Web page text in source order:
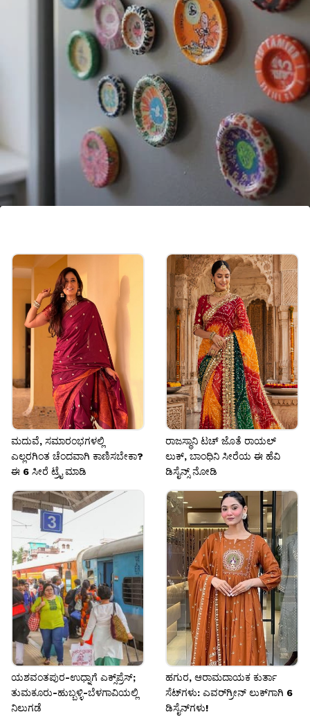
ನಿಮ್ಮ ಬಳಿ ಬಹಳಷ್ಟು ಪ್ಲಾಸ್ಟಿಕ್ ಮುಚ್ಚಳಗಳಿದ್ದರೆ, ಅವುಗಳಿಗೆ
ನಿಮ್ಮಿಷ್ಟದ ಬಣ್ಣ ಬಳಿದು ಮನೆಯ ಗೋಡೆಯ
ಯಾವುದಾದರೂ ಮೂಲೆಯನ್ನು ಅಲಂಕರಿಸಬಹುದು.
Image credits: PINTEREST
ಮದುವೆ, ಸಮಾರಂಭಗಳಲ್ಲಿ
ಎಲ್ಲರಗಿಂತ ಚೆಂದವಾಗಿ ಕಾಣಿಸಬೇಕಾ?
ಈ 6 ಸೀರೆ ಟ್ರೈ ಮಾಡಿ
ರಾಜಸ್ಥಾನಿ ಟಚ್ ಜೊತೆ ರಾಯಲ್
ಲುಕ್, ಬಾಂಧಿನಿ ಸೀರೆಯ ಈ ಹೆವಿ
ಡಿಸೈನ್ಸ್ ನೋಡಿ
ಯಶವಂತಪುರ-ಉಧ್ನಾಗೆ ಎಕ್ಸ್‌ಪ್ರೆಸ್;
ತುಮಕೂರು-ಹುಬ್ಬಳ್ಳಿ-ಬೆಳಗಾವಿಯಲ್ಲಿ
ನಿಲುಗಡೆ
ಹಗುರ, ಆರಾಮದಾಯಕ ಕುರ್ತಾ
ಸೆಟ್‌ಗಳು: ಎವರ್‌ಗ್ರೀನ್ ಲುಕ್‌ಗಾಗಿ 6
ಡಿಸೈನ್‌ಗಳು!